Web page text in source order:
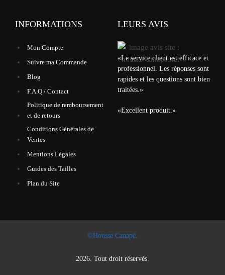
INFORMATIONS
Mon Compte
Suivre ma Commande
Blog
F.A.Q / Contact
Politique de remboursement
et de retours
Conditions Générales de
Ventes
Mentions Légales
Guides des Tailles
Plan du Site
LEURS AVIS
«Le service client est efficace et
professionnel. Les réponses sont
rapides et les questions sont bien
traitées.»
«Excellent produit.»
©Housse Canapé.
2026. Tout droit réservés.